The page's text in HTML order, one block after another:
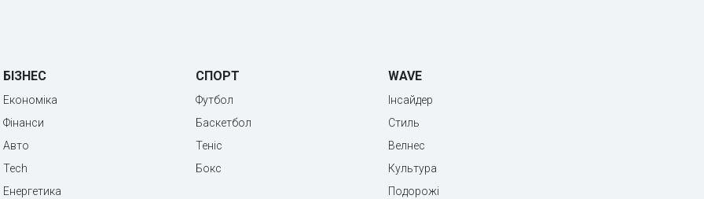
БІЗНЕС
Економіка
Фінанси
Авто
Tech
Енергетика
СПОРТ
Футбол
Баскетбол
Теніс
Бокс
WAVE
Інсайдер
Стиль
Велнес
Культура
Подорожі